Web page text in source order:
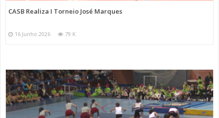
CASB Realiza I Torneio José Marques
16 Junho 2026 79 K